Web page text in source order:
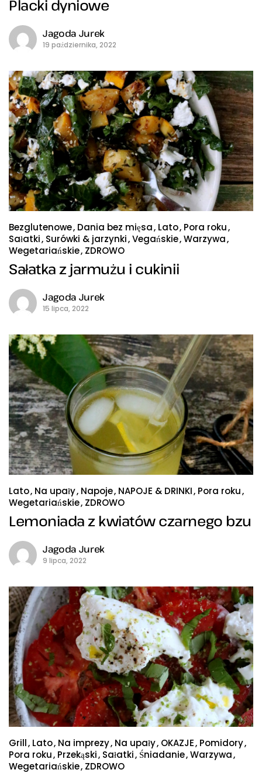
Placki dyniowe
Jagoda Jurek
19 października, 2022
Bezglutenowe Dania bez mięsa Lato Pora roku
Sałatki Surówki & jarzynki Vegańskie Warzywa
Wegetariańskie ZDROWO
Sałatka z jarmużu i cukinii
Jagoda Jurek
15 lipca, 2022
Lato Na upały Napoje NAPOJE & DRINKI Pora roku
Wegetariańskie ZDROWO
Lemoniada z kwiatów czarnego bzu
Jagoda Jurek
9 lipca, 2022
Grill Lato Na imprezy Na upały OKAZJE Pomidory
Pora roku Przekąski Sałatki Śniadanie Warzywa
Wegetariańskie ZDROWO